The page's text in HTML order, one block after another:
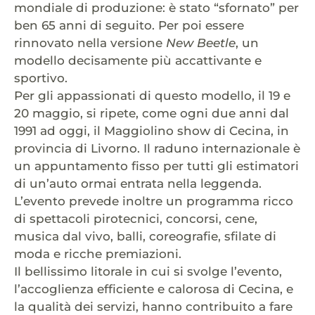
mondiale di produzione: è stato “sfornato” per
ben 65 anni di seguito. Per poi essere
rinnovato nella versione New Beetle, un
modello decisamente più accattivante e
sportivo.
Per gli appassionati di questo modello, il 19 e
20 maggio, si ripete, come ogni due anni dal
1991 ad oggi, il Maggiolino show di Cecina, in
provincia di Livorno. Il raduno internazionale è
un appuntamento fisso per tutti gli estimatori
di un’auto ormai entrata nella leggenda.
L’evento prevede inoltre un programma ricco
di spettacoli pirotecnici, concorsi, cene,
musica dal vivo, balli, coreografie, sfilate di
moda e ricche premiazioni.
Il bellissimo litorale in cui si svolge l’evento,
l’accoglienza efficiente e calorosa di Cecina, e
la qualità dei servizi, hanno contribuito a fare